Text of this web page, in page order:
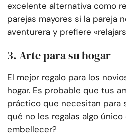
excelente alternativa como
parejas mayores si la pareja
aventurera y prefiere
3. Arte para su hogar
El mejor regalo para los
hogar. Es probable que tus
práctico que necesitan para
qué no les regalas algo
embellecer?